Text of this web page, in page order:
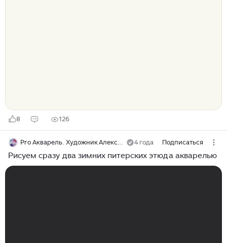
8 126
Pro Акварель. Художник Алексей Харитонов 4 года Подписаться
Рисуем сразу два зимних питерских этюда акварелью